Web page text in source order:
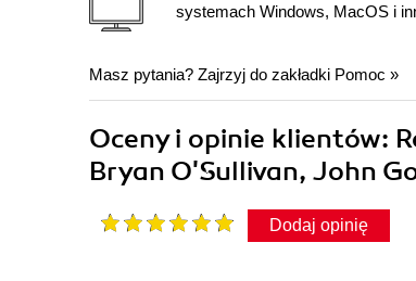
systemach Windows, MacOS i
Masz pytania? Zajrzyj do zakładki Pomoc »
Oceny i opinie klientów:
Bryan O'Sullivan, John
Dodaj opinię